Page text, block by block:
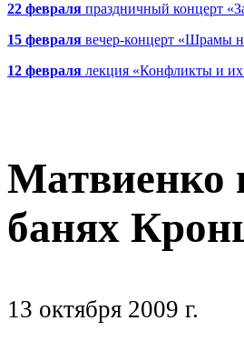
22 февраля праздничный концерт
15 февраля вечер-концерт «Шрамы
12 февраля лекция «Конфликты и
Матвиенко
банях
13 октября 2009 г.